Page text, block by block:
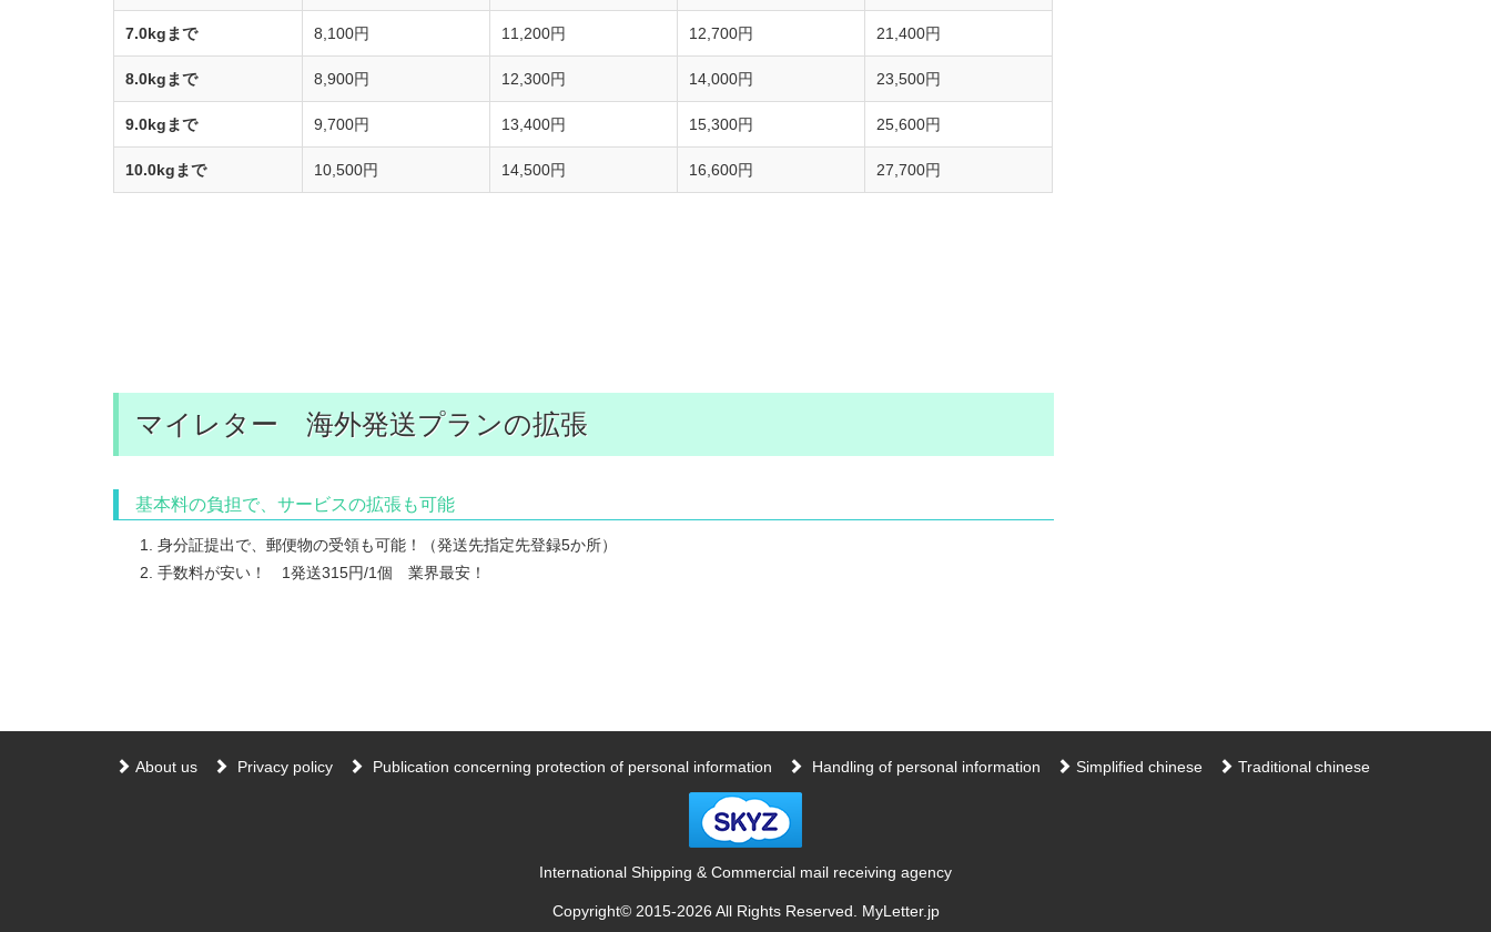
7.0kgまで 8,100円 11,200円 12,700円 21,400円
8.0kgまで 8,900円 12,300円 14,000円 23,500円
9.0kgまで 9,700円 13,400円 15,300円 25,600円
10.0kgまで 10,500円 14,500円 16,600円 27,700円
マイレター 海外発送プランの拡張
基本料の負担で、サービスの拡張も可能
身分証提出で、郵便物の受領も可能！（発送先指定先登録5か所）
手数料が安い！ 1発送315円/1個 業界最安！
About us Privacy policy Publication concerning protection of personal information Handling of personal information Simplified chinese Traditional chinese
International Shipping & Commercial mail receiving agency
Copyright© 2015-2026 All Rights Reserved. MyLetter.jp